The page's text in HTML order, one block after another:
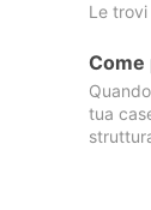
Le
Come
tua